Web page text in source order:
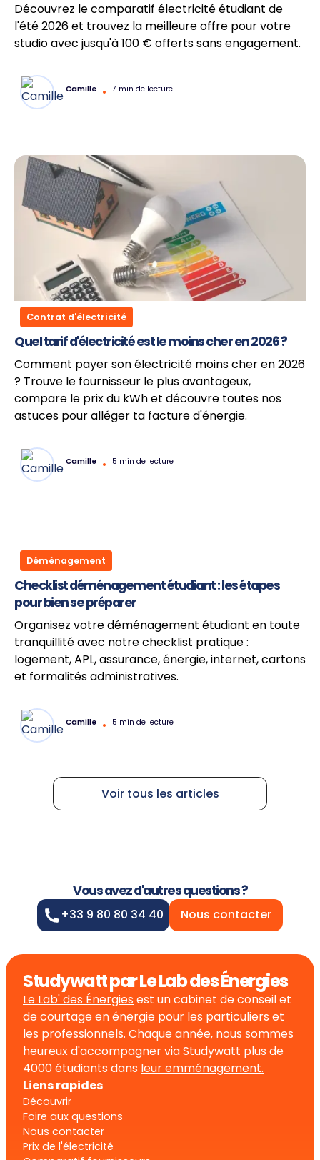
Découvrez le comparatif électricité étudiant de
l'été 2026 et trouvez la meilleure offre pour votre
studio avec jusqu'à 100 € offerts sans engagement.
Camille • 7 min de lecture
Contrat d'électricité
Quel tarif d'électricité est le moins cher en 2026 ?
Comment payer son électricité moins cher en 2026
? Trouve le fournisseur le plus avantageux,
compare le prix du kWh et découvre toutes nos
astuces pour alléger ta facture d'énergie.
Camille • 5 min de lecture
Déménagement
Checklist déménagement étudiant : les étapes
pour bien se préparer
Organisez votre déménagement étudiant en toute
tranquillité avec notre checklist pratique :
logement, APL, assurance, énergie, internet, cartons
et formalités administratives.
Camille • 5 min de lecture
Voir tous les articles
Vous avez d'autres questions ?
+33 9 80 80 34 40 Nous contacter
Studywatt par Le Lab des Énergies
Le Lab' des Énergies est un cabinet de conseil et
de courtage en énergie pour les particuliers et
les professionnels. Chaque année, nous sommes
heureux d'accompagner via Studywatt plus de
4000 étudiants dans leur emménagement.
Liens rapides
Découvrir
Foire aux questions
Nous contacter
Prix de l'électricité